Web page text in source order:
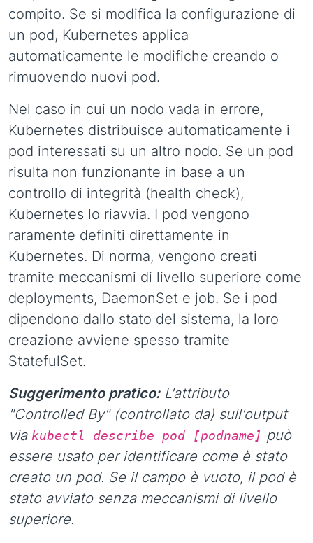
compito. Se si modifica la configurazione di
un pod, Kubernetes applica
automaticamente le modifiche creando o
rimuovendo nuovi pod.
Nel caso in cui un nodo vada in errore,
Kubernetes distribuisce automaticamente i
pod interessati su un altro nodo. Se un pod
risulta non funzionante in base a un
controllo di integrità (health check),
Kubernetes lo riavvia. I pod vengono
raramente definiti direttamente in
Kubernetes. Di norma, vengono creati
tramite meccanismi di livello superiore come
deployments, DaemonSet e job. Se i pod
dipendono dallo stato del sistema, la loro
creazione avviene spesso tramite
StatefulSet.
Suggerimento pratico:L'attributo
"Controlled By" (controllato da) sull'output
via kubectl describe pod [podname] può
essere usato per identificare come è stato
creato un pod. Se il campo è vuoto, il pod è
stato avviato senza meccanismi di livello
superiore.